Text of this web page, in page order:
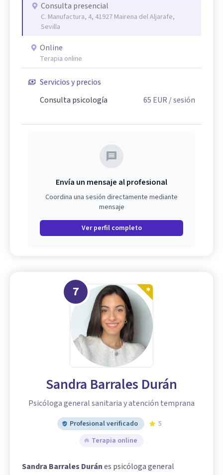
Consulta presencial
C. Manufactura, 4, 41927 Mairena del Aljarafe,
Sevilla
Online
Terapia online
Servicios y precios
Consulta psicología
65 EUR / sesión
Envía un mensaje al profesional
Coordina una sesión directamente mediante
mensaje
Ver perfil completo
7
Sandra Barrales Durán
Psicóloga general sanitaria y atención temprana
Profesional verificado
5
Terapia online
Sandra Barrales Duránes psicóloga general